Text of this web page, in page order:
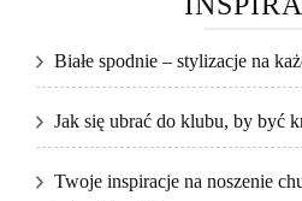
Białe spodnie – stylizacje na
Jak się ubrać do klubu, by być
Twoje inspiracje na noszenie